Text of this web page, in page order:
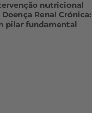
nutricional
Doença Renal Crónica:
pilar fundamental